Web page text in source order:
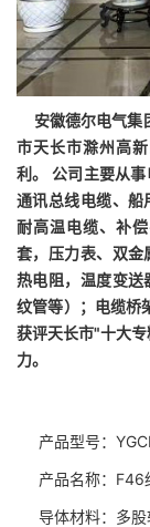
安徽德尔电气集
市天长市滁州高
利。 公司主要从
通讯总线电缆、船
耐高温电缆、补
套，压力表、双金
热电阻，温度变送
纹管等）；电缆桥
获评天长市"十大
力。
产品型号：
产品名称：F46
导体材料：多股